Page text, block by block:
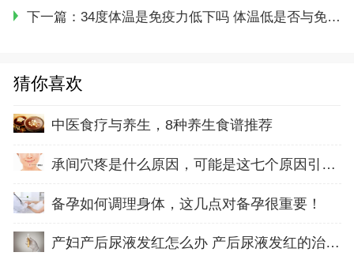
下一篇： 34度体温是免疫力低下吗 体温低是否与免疫力水平有关
猜你喜欢
中医食疗与养生，8种养生食谱推荐
承间穴疼是什么原因，可能是这七个原因引起的
备孕如何调理身体，这几点对备孕很重要！
产妇产后尿液发红怎么办 产后尿液发红的治疗方